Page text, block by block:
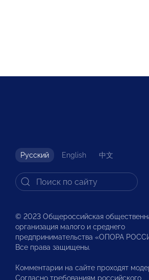
Русский English 中文
© 2023 Общероссийская
организация малого и среднего
предпринимательства «ОПОРА
Все права защищены.
Комментарии на сайте проходят
Согласно требованиям российского